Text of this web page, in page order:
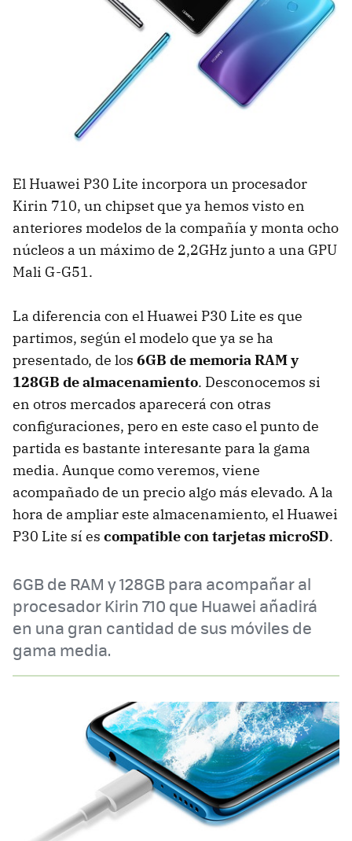
El Huawei P30 Lite incorpora un procesador
Kirin 710, un chipset que ya hemos visto en
anteriores modelos de la compañía y monta ocho
núcleos a un máximo de 2,2GHz junto a una GPU
Mali G-G51.
La diferencia con el Huawei P30 Lite es que
partimos, según el modelo que ya se ha
presentado, de los 6GB de memoria RAM y
128GB de almacenamiento. Desconocemos si
en otros mercados aparecerá con otras
configuraciones, pero en este caso el punto de
partida es bastante interesante para la gama
media. Aunque como veremos, viene
acompañado de un precio algo más elevado. A la
hora de ampliar este almacenamiento, el Huawei
P30 Lite sí es compatible con tarjetas microSD.
6GB de RAM y 128GB para acompañar al
procesador Kirin 710 que Huawei añadirá
en una gran cantidad de sus móviles de
gama media.